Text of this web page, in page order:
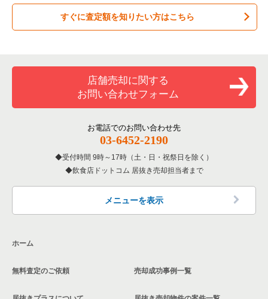
居酒屋・ダイニングバーの居抜き売却物件の案件一覧
洋食の居抜き売却物件の案件一覧
その他の居抜き売却物件の案件一覧
一宮市の飲食店の居抜き売却物件の案件一覧
名古屋市天白区の飲食店の居抜き売却物件の案件一覧
名古屋市南区の飲食店の居抜き売却物件の案件一覧
西春日井郡の飲食店の居抜き売却物件の案件一覧
名古屋市緑区の飲食店の居抜き売却物件の案件一覧
あま市の飲食店の居抜き売却物件の案件一覧
愛知県のお弁当・惣菜・デリの居抜き売却物件の案件一覧
愛知県のバーの居抜き売却物件の案件一覧
愛知県の居酒屋・ダイニングバーの居抜き売却物件の案件一覧
愛知県の専門料理の居抜き売却物件の案件一覧
愛知県の和食の居抜き売却物件の案件一覧
愛知県の洋食の居抜き売却物件の案件一覧
すぐに査定額を知りたい方はこちら
店舗売却に関する
お問い合わせフォーム
お電話でのお問い合わせ先
03-6452-2190
受付時間 9時～17時（土・日・祝祭日を除く）
飲食店ドットコム 居抜き売却担当者まで
メニューを表示
ホーム
無料査定のご依頼 売却成功事例一覧